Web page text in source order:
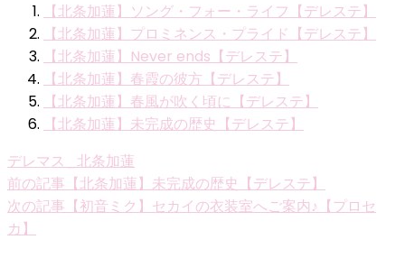
【北条加蓮】ソング・フォー・ライフ【デレステ】
【北条加蓮】プロミネンス・プライド【デレステ】
【北条加蓮】Never ends【デレステ】
【北条加蓮】春霞の彼方【デレステ】
【北条加蓮】春風が吹く頃に【デレステ】
【北条加蓮】未完成の歴史【デレステ】
デレマス_北条加蓮
投
稿
前の記事 【北条加蓮】未完成の歴史【デレステ】
次の記事 【初音ミク】セカイの衣装室へご案内♪【プロセ
カ】